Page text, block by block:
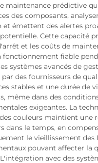
maintenance prédictive
des composants,
et émettent des alertes
Cette capacité
et les coûts de
fonctionnement fiable
systèmes avancés de
par des fournisseurs de
stables et une durée de
même dans des
exigeantes. La
couleurs maintient une
dans le temps, en
le vieillissement des
pouvant affecter la
avec des